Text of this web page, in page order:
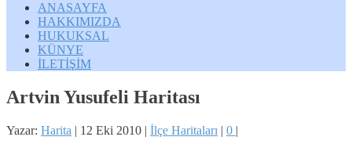
ANASAYFA
HAKKIMIZDA
HUKUKSAL
KÜNYE
İLETİŞİM
Artvin Yusufeli Haritası
Yazar: Harita | 12 Eki 2010 | İlçe Haritaları | 0 |